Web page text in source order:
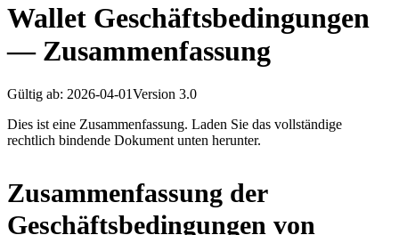
Wallet Geschäftsbedingungen
— Zusammenfassung
Gültig ab: 2026-04-01Version 3.0
Dies ist eine Zusammenfassung. Laden Sie das vollständige
rechtlich bindende Dokument unten herunter.
Zusammenfassung der
Geschäftsbedingungen von